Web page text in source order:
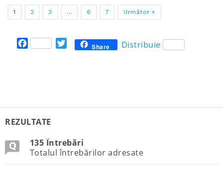
1 2 3 … 6 7 Următor »
F
k
Share Distribuie
REZULTATE
135 Întrebări
Totalul întrebărilor adresate